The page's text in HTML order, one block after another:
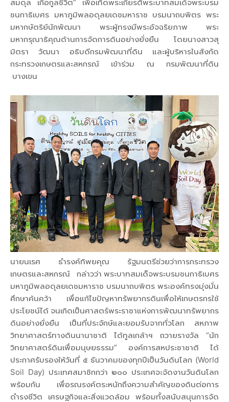
สมดุล เกื้อกูลชีวิต” เพื่อเทิดพระเกียรติพระบาทสมเด็จพระบรม
ชนกาธิเบศร มหาภูมิพลอดุลยเดชมหาราช บรมนาถบพิตร พระ
มหากษัตริย์นักพัฒนา พระผู้ทรงมีพระอัจฉริยภาพ พระ
มหากรุณาธิคุณด้านการจัดการดินอย่างยั่งยืน โดยนางสาวสุ
มิตรา วัฒนา อธิบดีกรมพัฒนาที่ดิน และผู้บริหารในสังกัด
กระทรวงเกษตรและสหกรณ์ เข้าร่วม ณ กรมพัฒนาที่ดิน
บางเขน
นายนเรศ ธำรงค์ทิพยคุณ รัฐมนตรีช่วยว่าการกระทรวง
เกษตรและสหกรณ์ กล่าวว่า พระบาทสมเด็จพระบรมชนกาธิเบศร
มหาภูมิพลอดุลยเดชมหาราช บรมนาถบพิตร พระองค์ทรงมุ่งมั่น
ศึกษาค้นคว้า เพื่อแก้ไขปัญหาทรัพยากรดินเพื่อให้เกษตรกรใช้
ประโยชน์ได้ จนเกิดเป็นศาสตร์พระราชาแห่งการพัฒนาทรัพยากร
ดินอย่างยั่งยืน เป็นที่ประจักษ์และยอมรับจากทั่วโลก สหภาพ
วิทยาศาสตร์ทางดินนานาชาติ ได้ทูลเกล้าฯ ถวายรางวัล “นัก
วิทยาศาสตร์ดินเพื่อมนุษยธรรม” องค์การสหประชาชาติ ได้
ประกาศรับรองให้วันที่ ๕ ธันวาคมของทุกปีเป็นวันดินโลก (World
Soil Day) ประเทศสมาชิกกว่า ๒๐๐ ประเทศจะจัดงานวันดินโลก
พร้อมกัน เพื่อรณรงค์ตระหนักถึงความสำคัญของดินต่อการ
ดำรงชีวิต เศรษฐกิจและสิ่งแวดล้อม พร้อมทั้งสนับสนุนการจัด